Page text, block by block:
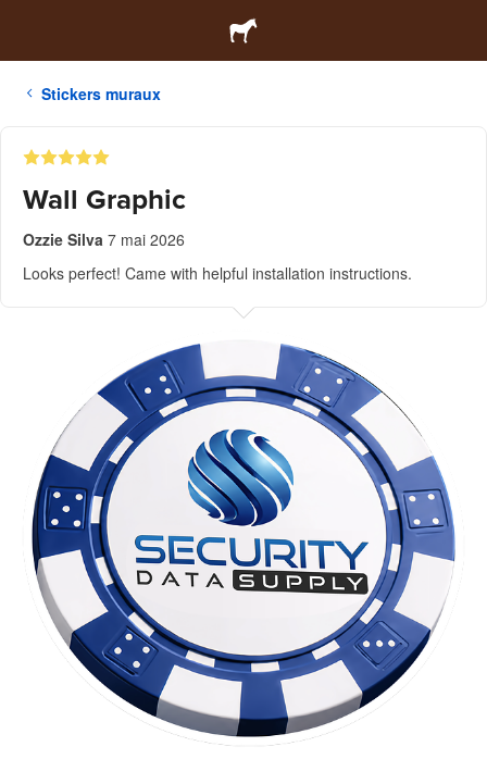
Stickers muraux
Wall Graphic
Ozzie Silva 7 mai 2026
Looks perfect! Came with helpful installation instructions.